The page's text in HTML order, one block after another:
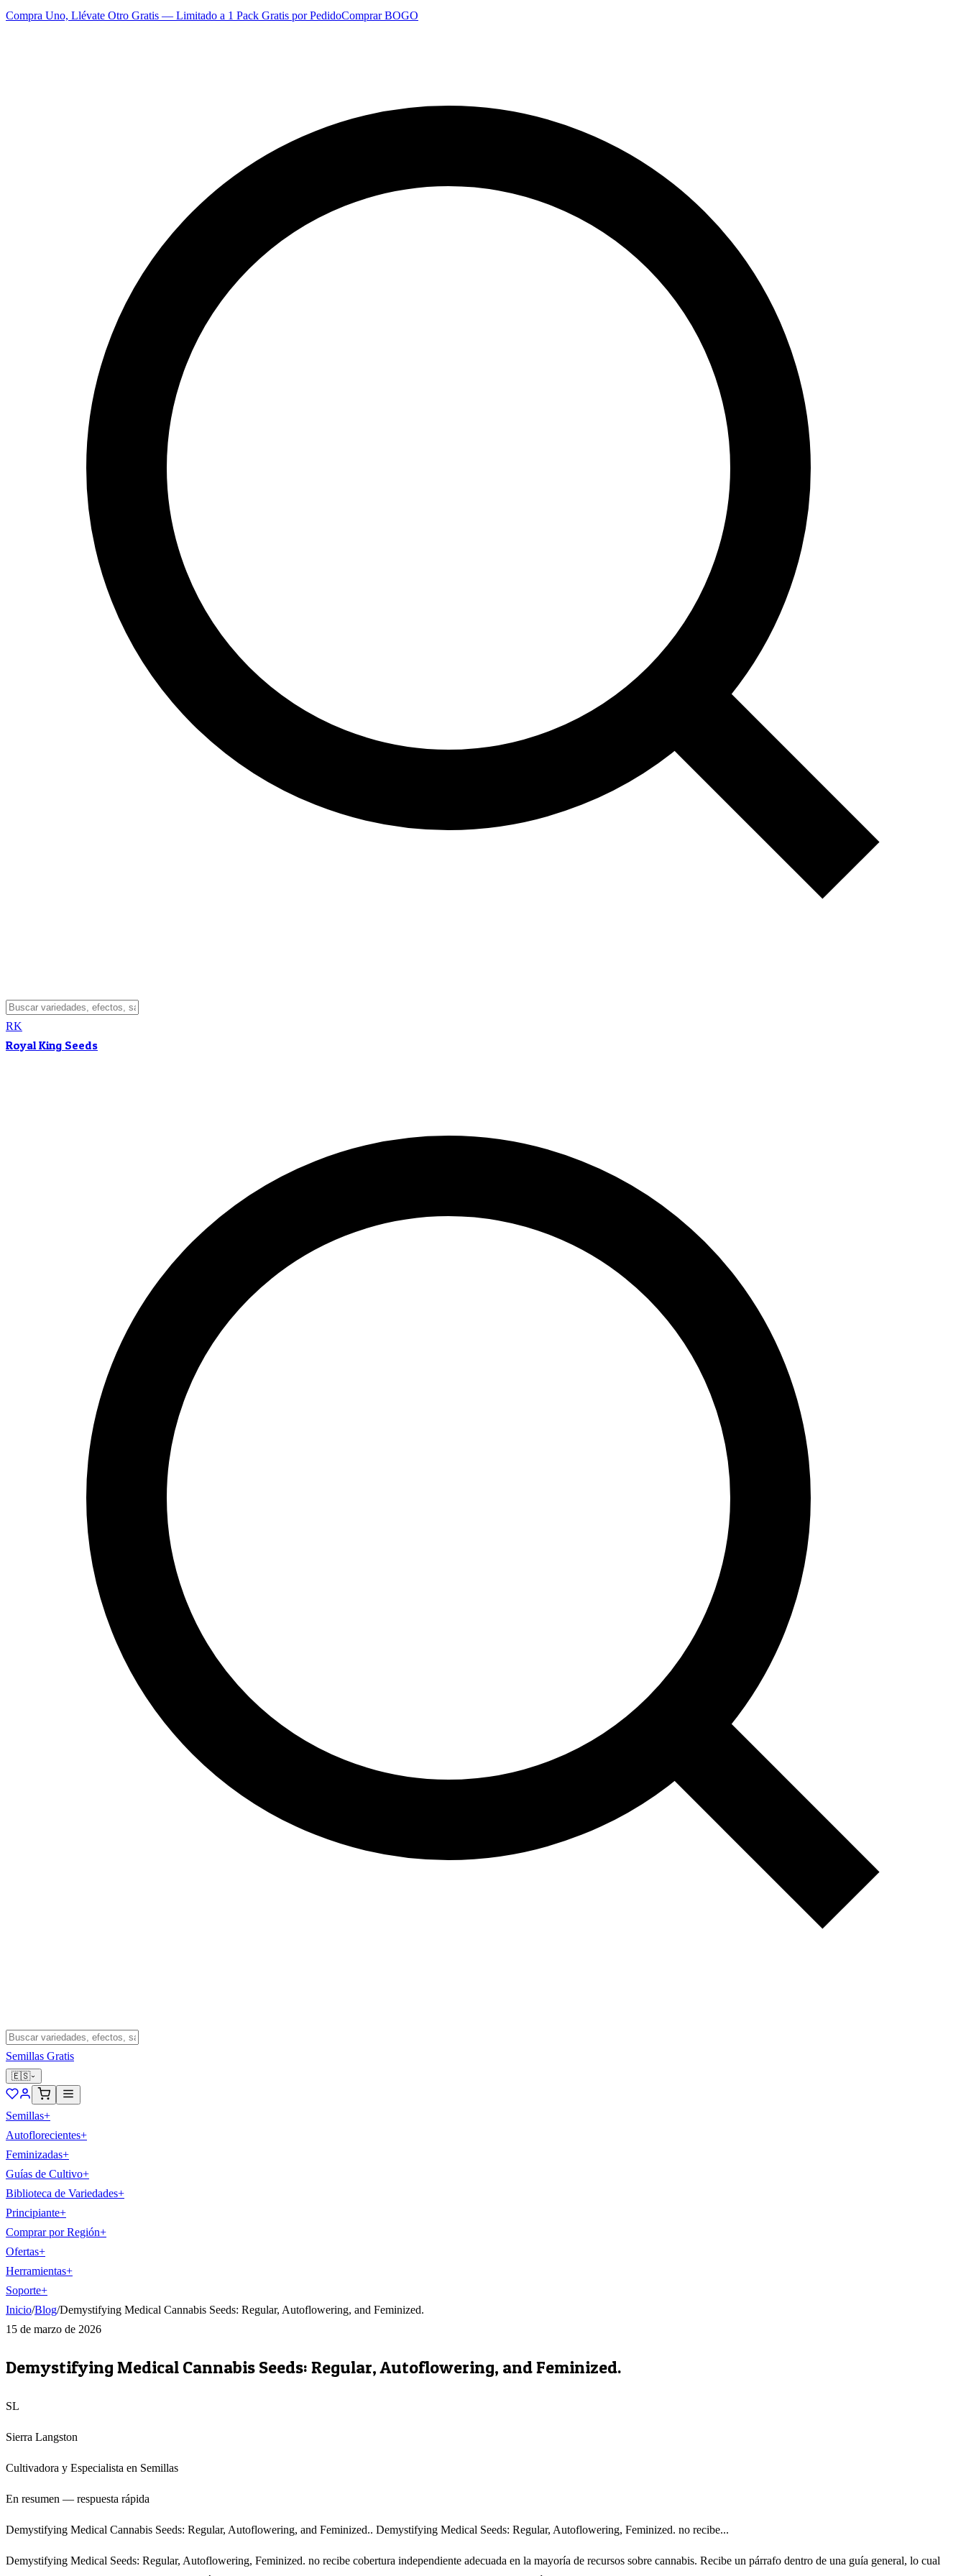
Compra Uno, Llévate Otro Gratis — Limitado a 1 Pack Gratis por PedidoComprar BOGO
RK
Royal King Seeds
Semillas Gratis
🇪🇸
Semillas+
Autoflorecientes+
Feminizadas+
Guías de Cultivo+
Biblioteca de Variedades+
Principiante+
Comprar por Región+
Ofertas+
Herramientas+
Soporte+
Inicio/Blog/Demystifying Medical Cannabis Seeds: Regular, Autoflowering, and Feminized.
15 de marzo de 2026
Demystifying Medical Cannabis Seeds: Regular, Autoflowering, and Feminized.
SL
Sierra Langston
Cultivadora y Especialista en Semillas
En resumen — respuesta rápida
Demystifying Medical Cannabis Seeds: Regular, Autoflowering, and Feminized.. Demystifying Medical Seeds: Regular, Autoflowering, Feminized. no recibe...
Demystifying Medical Seeds: Regular, Autoflowering, Feminized. no recibe cobertura independiente adecuada en la mayoría de recursos sobre cannabis. Recibe un párrafo dentro de una guía general, lo cual